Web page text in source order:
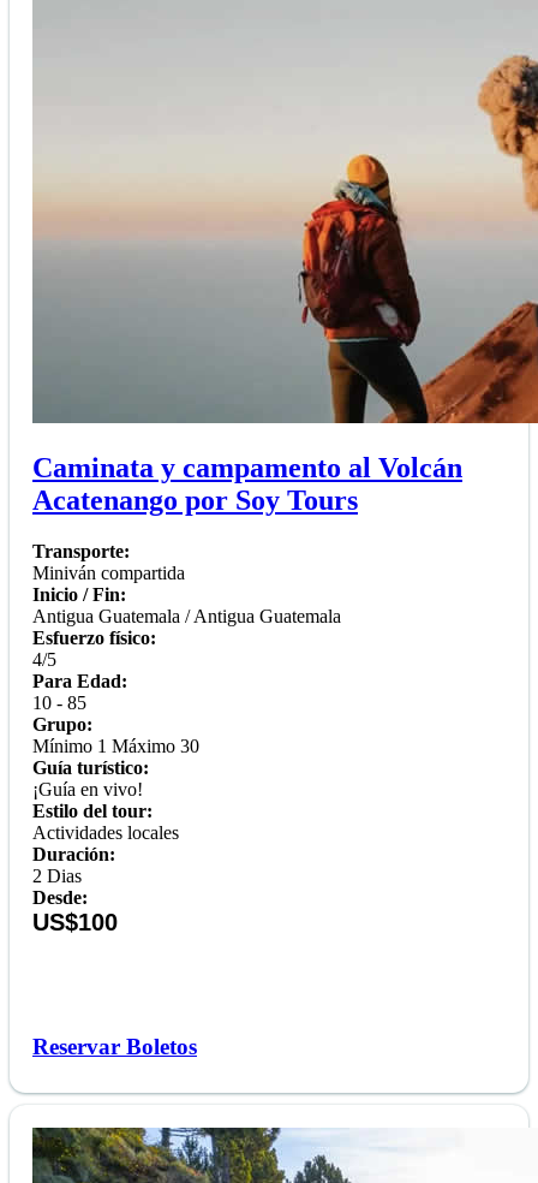
Caminata y campamento al Volcán
Acatenango por Soy Tours
Transporte:
Miniván compartida
Inicio / Fin:
Antigua Guatemala / Antigua Guatemala
Esfuerzo físico:
4/5
Para Edad:
10 - 85
Grupo:
Mínimo 1 Máximo 30
Guía turístico:
¡Guía en vivo!
Estilo del tour:
Actividades locales
Duración:
2 Dias
Desde:
US$100
Reservar Boletos